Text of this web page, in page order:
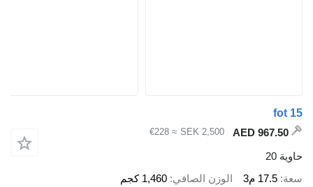
SEK 2,500
≈ €228
الوزن الصافي 1,460 كجم